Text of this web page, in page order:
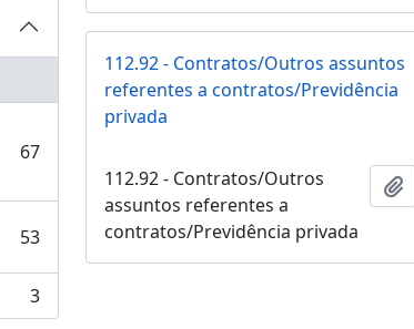
67
53
3
112.92 - Contratos/Outros assuntos
referentes a contratos/Previdência
privada
112.92 - Contratos/Outros
assuntos referentes a
contratos/Previdência privada